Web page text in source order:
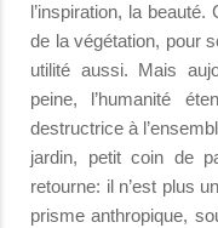
l’inspiration, la beauté.
de la végétation, pour
utilité aussi. Mais
peine, l’humanité
destructrice à
jardin, petit coin de
retourne: il n’est plus
prisme anthropique,